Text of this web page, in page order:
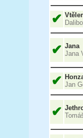
✔
✔ Jana
Jana
✔ Jan
✔